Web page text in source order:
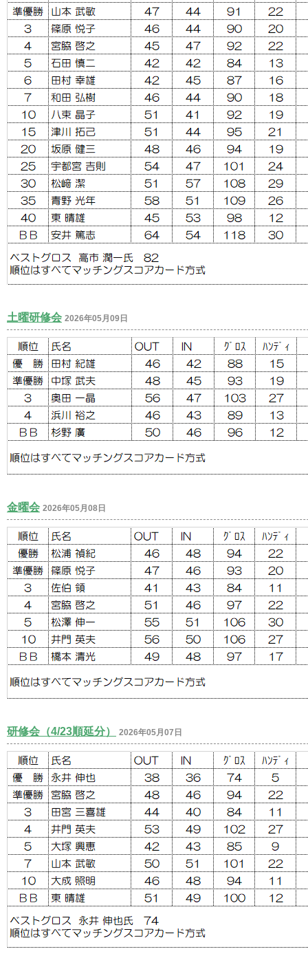
土曜研修会 2026年05月09日
金曜会 2026年05月08日
研修会（4/23順延分） 2026年05月07日